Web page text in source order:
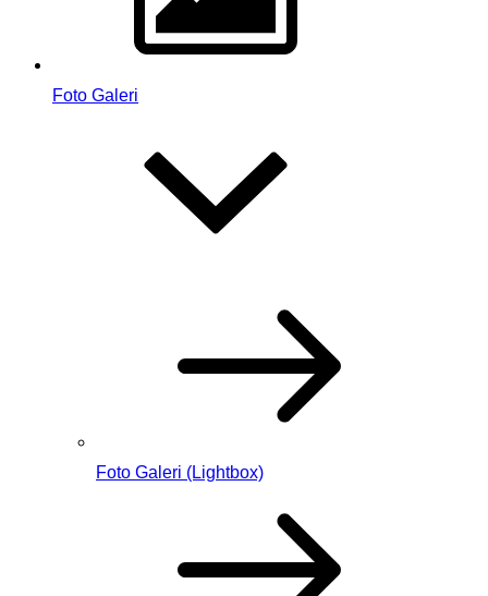
Foto Galeri
Foto Galeri (Lightbox)